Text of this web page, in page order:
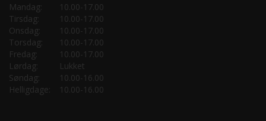
Mandag:
10.00-17.00
Tirsdag:
10.00-17.00
Onsdag:
10.00-17.00
Torsdag:
10.00-17.00
Fredag:
10.00-17.00
Lørdag:
Lukket
Søndag:
10.00-16.00
Helligdage:
10.00-16.00